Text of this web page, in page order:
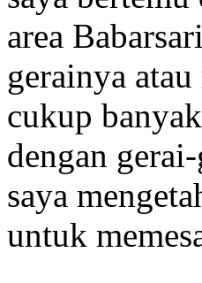
area
gerainya
cukup
dengan
saya
untuk